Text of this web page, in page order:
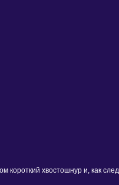
короткий хвостошнур и, как